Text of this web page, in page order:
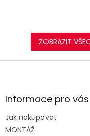
ZOBRAZIT
Z
aInformace pro vás
Jak nakupovat
MONTÁŽ